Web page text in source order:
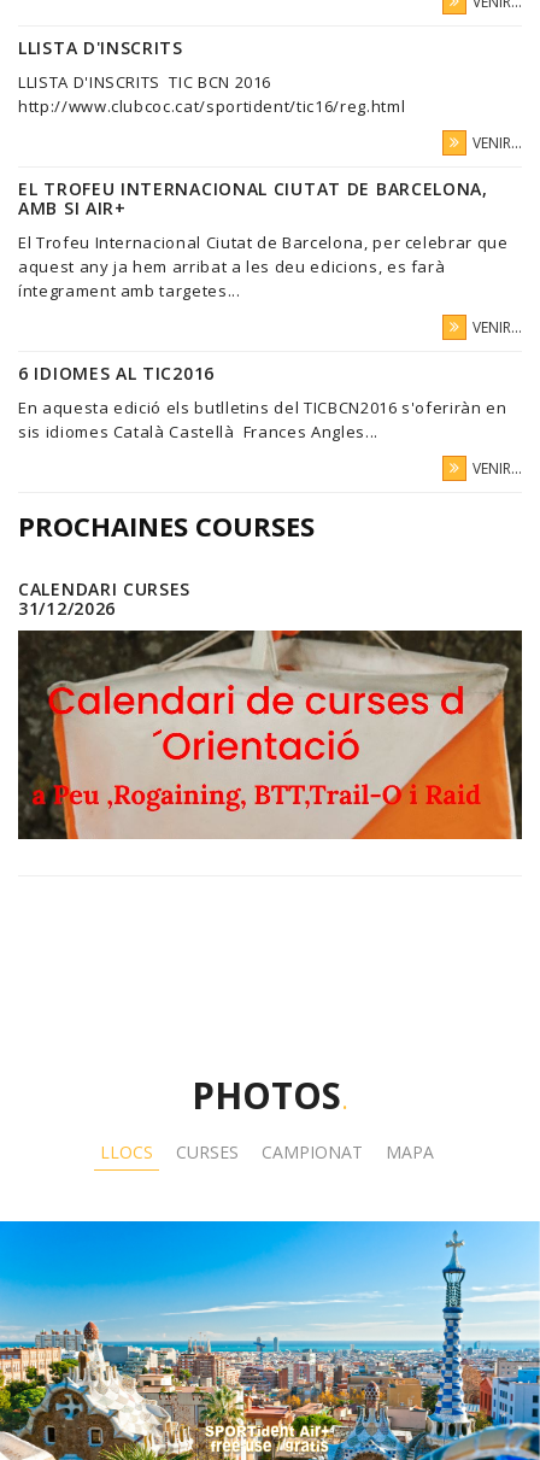
LLISTA D'INSCRITS
LLISTA D'INSCRITS TIC BCN 2016
http://www.clubcoc.cat/sportident/tic16/reg.html
VENIR...
EL TROFEU INTERNACIONAL CIUTAT DE BARCELONA,
AMB SI AIR+
El Trofeu Internacional Ciutat de Barcelona, per celebrar que
aquest any ja hem arribat a les deu edicions, es farà
íntegrament amb targetes...
VENIR...
6 IDIOMES AL TIC2016
En aquesta edició els butlletins del TICBCN2016 s'oferiràn en
sis idiomes Català Castellà Frances Angles...
VENIR...
PROCHAINES COURSES
CALENDARI CURSES
31/12/2026
PHOTOS.
LLOCS CURSES CAMPIONAT MAPA